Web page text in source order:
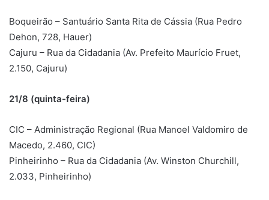
Boqueirão – Santuário Santa Rita de Cássia (Rua Pedro
Dehon, 728, Hauer)
Cajuru – Rua da Cidadania (Av. Prefeito Maurício Fruet,
2.150, Cajuru)
21/8 (quinta-feira)
CIC – Administração Regional (Rua Manoel Valdomiro de
Macedo, 2.460, CIC)
Pinheirinho – Rua da Cidadania (Av. Winston Churchill,
2.033, Pinheirinho)